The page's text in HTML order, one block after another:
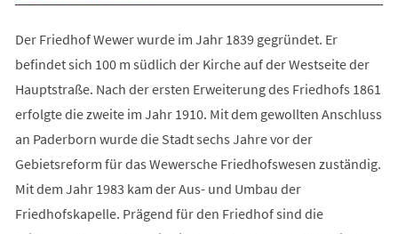
Der Friedhof Wewer wurde im Jahr 1839 gegründet. Er
befindet sich 100 m südlich der Kirche auf der Westseite der
Hauptstraße. Nach der ersten Erweiterung des Friedhofs 1861
erfolgte die zweite im Jahr 1910. Mit dem gewollten Anschluss
an Paderborn wurde die Stadt sechs Jahre vor der
Gebietsreform für das Wewersche Friedhofswesen zuständig.
Mit dem Jahr 1983 kam der Aus- und Umbau der
Friedhofskapelle. Prägend für den Friedhof sind die